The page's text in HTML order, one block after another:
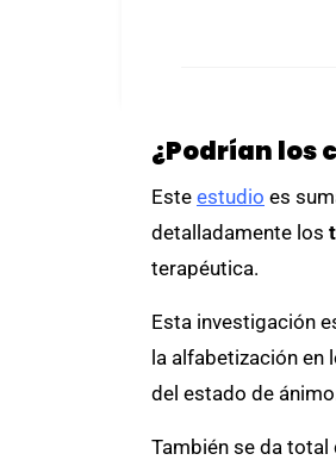
¿Podrían los
Este estudio es
detalladamente los
terapéutica.
Esta investigación
la alfabetización
del estado de
También se da